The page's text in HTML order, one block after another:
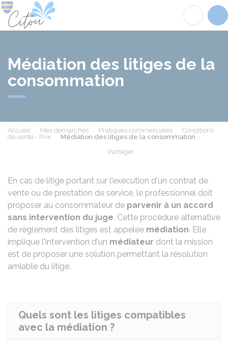
Médiation des litiges de la
consommation
Accueil Mes démarches Pratiques commerciales
Conditions
de vente - Prix
Médiation des litiges de la consommation
Partager
En cas de litige portant sur l'exécution d'un contrat de
vente ou de prestation de service, le professionnel doit
proposer au consommateur de parvenir à un accord
sans intervention du juge. Cette procédure alternative
de règlement des litiges est appelée médiation. Elle
implique l'intervention d'un médiateur dont la mission
est de proposer une solution permettant la résolution
amiable du litige.
Quels sont les litiges compatibles
avec la médiation ?